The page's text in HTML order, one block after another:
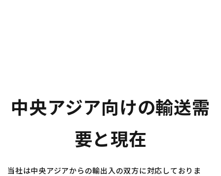
中央アジア向けの輸送需
要と現在
当社は中央アジアからの輸出入の双方に対応しておりま